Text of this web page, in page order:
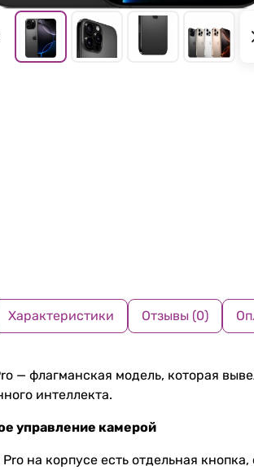
Характеристики Отзывы (0)
— флагманская модель, которая
интеллекта.
управление камерой
Pro на корпусе есть отдельная